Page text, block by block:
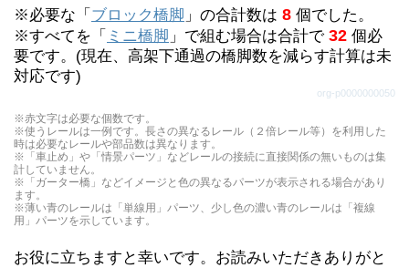
です。
に何段も重ねることができます。
複線の高架をつくるときにレールをささえます。上
に何段も重ねることができます。
※必要な「 ブロック橋脚 」の合計数は 8 個でした。
※すべてを「 ミニ橋脚 」で組む場合は合計で 32 個必
要です。(現在、高架下通過の橋脚数を減らす計算は未
対応です)
org-p0000000050
※赤文字は必要な個数です。
※使うレールは一例です。長さの異なるレール（２倍レール等）を利用した
時は必要なレールや部品数は異なります。
※「車止め」や「情景パーツ」などレールの接続に直接関係の無いものは集
計していません。
※「ガーター橋」などイメージと色の異なるパーツが表示される場合があり
ます。
※薄い青のレールは「単線用」パーツ、少し色の濃い青のレールは「複線
用」パーツを示しています。
お役に立ちますと幸いです。お読みいただきありがと